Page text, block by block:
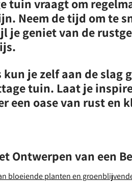
tuin vraagt om
Neem de tijd om te
je geniet van de
kun je zelf aan de
tuin. Laat je
een oase van rust
Ontwerpen van een
bloeiende planten en